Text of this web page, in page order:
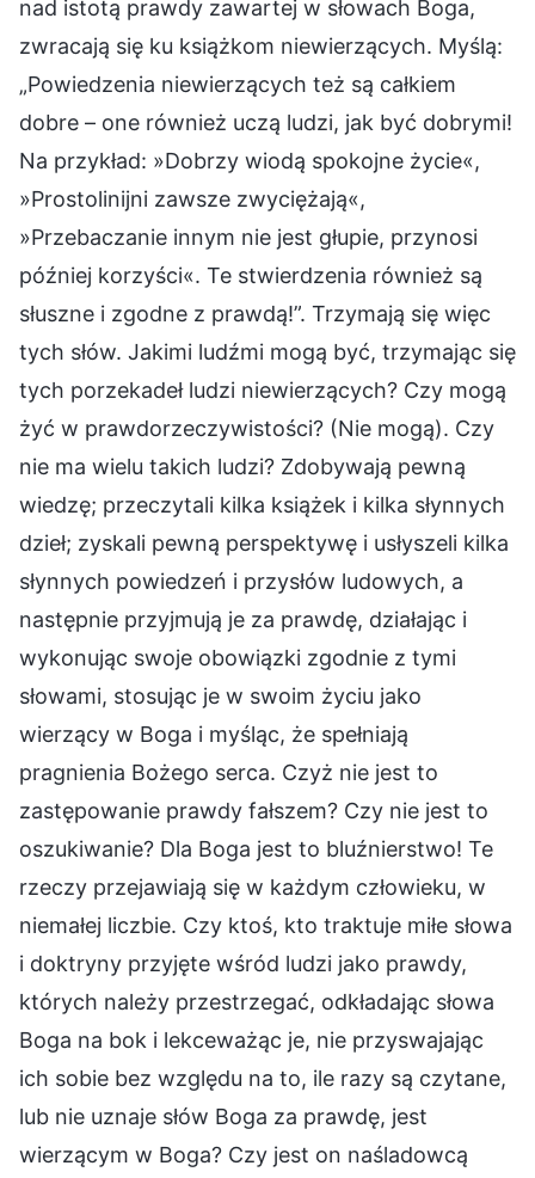
nad istotą prawdy zawartej w słowach Boga,
zwracają się ku książkom niewierzących. Myślą:
„Powiedzenia niewierzących też są całkiem
dobre – one również uczą ludzi, jak być dobrymi!
Na przykład: »Dobrzy wiodą spokojne życie«,
»Prostolinijni zawsze zwyciężają«,
»Przebaczanie innym nie jest głupie, przynosi
później korzyści«. Te stwierdzenia również są
słuszne i zgodne z prawdą!”. Trzymają się więc
tych słów. Jakimi ludźmi mogą być, trzymając się
tych porzekadeł ludzi niewierzących? Czy mogą
żyć w prawdorzeczywistości? (Nie mogą). Czy
nie ma wielu takich ludzi? Zdobywają pewną
wiedzę; przeczytali kilka książek i kilka słynnych
dzieł; zyskali pewną perspektywę i usłyszeli kilka
słynnych powiedzeń i przysłów ludowych, a
następnie przyjmują je za prawdę, działając i
wykonując swoje obowiązki zgodnie z tymi
słowami, stosując je w swoim życiu jako
wierzący w Boga i myśląc, że spełniają
pragnienia Bożego serca. Czyż nie jest to
zastępowanie prawdy fałszem? Czy nie jest to
oszukiwanie? Dla Boga jest to bluźnierstwo! Te
rzeczy przejawiają się w każdym człowieku, w
niemałej liczbie. Czy ktoś, kto traktuje miłe słowa
i doktryny przyjęte wśród ludzi jako prawdy,
których należy przestrzegać, odkładając słowa
Boga na bok i lekceważąc je, nie przyswajając
ich sobie bez względu na to, ile razy są czytane,
lub nie uznaje słów Boga za prawdę, jest
wierzącym w Boga? Czy jest on naśladowcą